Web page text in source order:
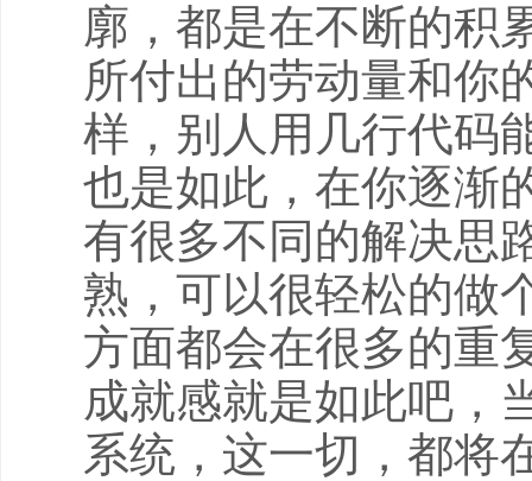
廓，都是在不断的积
所付出的劳动量和你
样，别人用几行代码
也是如此，在你逐渐
有很多不同的解决思
熟，可以很轻松的做
方面都会在很多的重
成就感就是如此吧，
系统，这一切，都将